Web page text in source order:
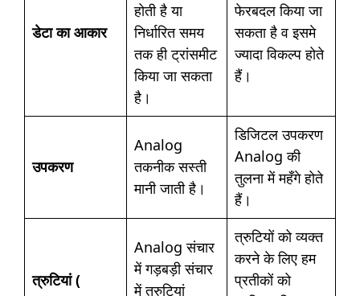
डेटा का आकार
होती है या
निर्धारित समय
तक ही ट्रांसमीट
किया जा सकता
है।
फेरबदल किया जा
सकता है व इसमे
ज्यादा विकल्प होते
हैं।
उपकरण
Analog
तकनीक सस्ती
मानी जाती है।
डिजिटल उपकरण
Analog की
तुलना में महँगे होते
हैं।
त्रुटियां (
Analog संचार
में गड़बड़ी संचार
में त्रुटियां
त्रुटियों को व्यक्त
करने के लिए हम
प्रतीकों को